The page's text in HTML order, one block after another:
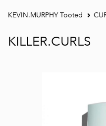
KEVIN.MURPHY Tooted
KILLER.CURLS